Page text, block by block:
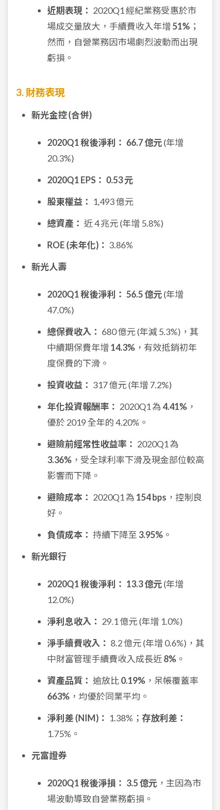
近期表現： 2020Q1 經紀業務受惠於市
場成交量放大，手續費收入年增51% ；
然而，自營業務因市場劇烈波動而出現
虧損。
3. 財務表現
新光金控 (合併)
2020Q1 稅後淨利： 66.7 億元(年增
20.3%)
2020Q1 EPS： 0.53 元
股東權益： 1,493 億元
總資產： 近 4 兆元 (年增 5.8%)
ROE (未年化)： 3.86%
新光人壽
2020Q1 稅後淨利： 56.5 億元(年增
47.0%)
總保費收入： 680 億元 (年減 5.3%)，其
中續期保費年增 14.3% ，有效抵銷初年
度保費的下滑。
投資收益： 317 億元 (年增 7.2%)
年化投資報酬率： 2020Q1 為4.41% ，
優於 2019 全年的 4.20%。
避險前經常性收益率： 2020Q1 為
3.36% ，受全球利率下滑及現金部位較高
影響而下降。
避險成本： 2020Q1 為 154 bps ，控制良
好。
負債成本： 持續下降至 3.95% 。
新光銀行
2020Q1 稅後淨利： 13.3 億元(年增
12.0%)
淨利息收入： 29.1 億元 (年增 1.0%)
淨手續費收入： 8.2 億元 (年增 0.6%)，其
中財富管理手續費收入成長近8% 。
資產品質： 逾放比0.19% ，呆帳覆蓋率
663% ，均優於同業平均。
淨利差 (NIM)： 1.38%； 存放利差：
1.75%。
元富證券
2020Q1 稅後淨損： 3.5 億元 ，主因為市
場波動導致自營業務虧損。